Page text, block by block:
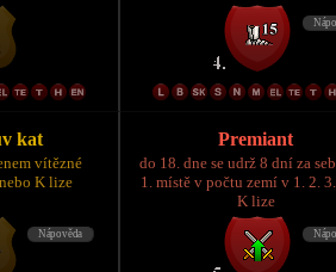
kat
vítězné
K lize
Premiant
do 18. dne se udrž 8 dní za
1. místě v počtu zemí v 1. 2.
K lize